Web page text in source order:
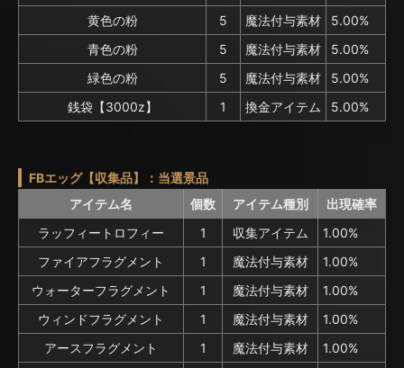
黄色の粉
5 魔法付与素材
5.00%
青色の粉
5 魔法付与素材
5.00%
緑色の粉
5 魔法付与素材
5.00%
銭袋【3000z】
1 換金アイテム 5.00%
FBエッグ【収集品】：当選景品
アイテム名
個数 アイテム種別
出現確率
ラッフィートロフィー
1 収集アイテム
1.00%
ファイアフラグメント
1 魔法付与素材
1.00%
ウォーターフラグメント
1 魔法付与素材
1.00%
ウィンドフラグメント
1 魔法付与素材
1.00%
アースフラグメント
1 魔法付与素材
1.00%